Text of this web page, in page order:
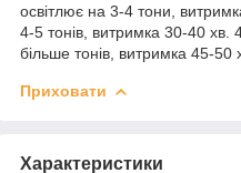
освітлює на 3-4 тони,
4-5 тонів, витримка 30-40 хв.
більше тонів, витримка 45-50
Приховати
Характеристики